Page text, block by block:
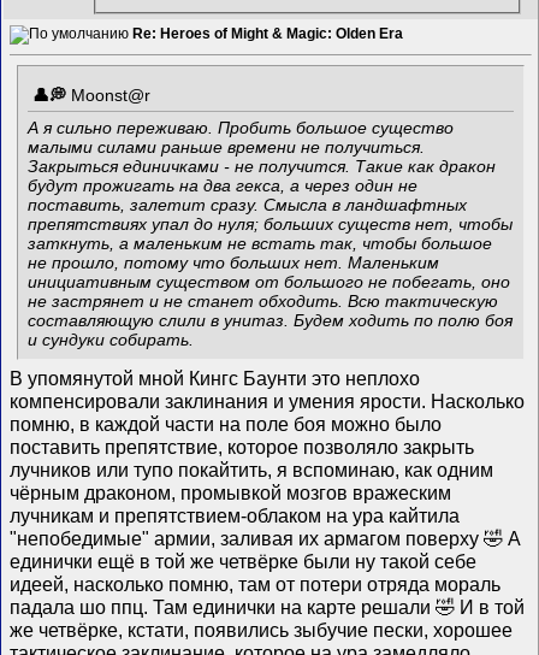
Re: Heroes of Might & Magic: Olden Era
Mооnst@r
А я сильно переживаю. Пробить большое существо
малыми силами раньше времени не получиться.
Закрыться единичками - не получится. Такие как дракон
будут прожигать на два гекса, а через один не
поставить, залетит сразу. Смысла в ландшафтных
препятствиях упал до нуля; больших существ нет, чтобы
заткнуть, а маленьким не встать так, чтобы большое
не прошло, потому что больших нет. Маленьким
инициативным существом от большого не побегать, оно
не застрянет и не станет обходить. Всю тактическую
составляющую слили в унитаз. Будем ходить по полю боя
и сундуки собирать.
В упомянутой мной Кингс Баунти это неплохо
компенсировали заклинания и умения ярости. Насколько
помню, в каждой части на поле боя можно было
поставить препятствие, которое позволяло закрыть
лучников или тупо покайтить, я вспоминаю, как одним
чёрным драконом, промывкой мозгов вражеским
лучникам и препятствием-облаком на ура кайтила
"непобедимые" армии, заливая их армагом поверху 🤣 А
единички ещё в той же четвёрке были ну такой себе
идеей, насколько помню, там от потери отряда мораль
падала шо ппц. Там единички на карте решали 🤣 И в той
же четвёрке, кстати, появились зыбучие пески, хорошее